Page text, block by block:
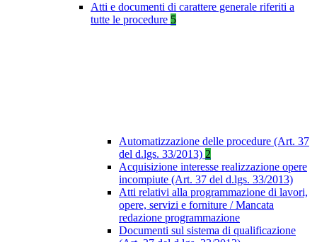
Atti e documenti di carattere generale riferiti a
tutte le procedure 5
Automatizzazione delle procedure (Art. 37
del d.lgs. 33/2013) 2
Acquisizione interesse realizzazione opere
incompiute (Art. 37 del d.lgs. 33/2013)
Atti relativi alla programmazione di lavori,
opere, servizi e forniture / Mancata
redazione programmazione
Documenti sul sistema di qualificazione